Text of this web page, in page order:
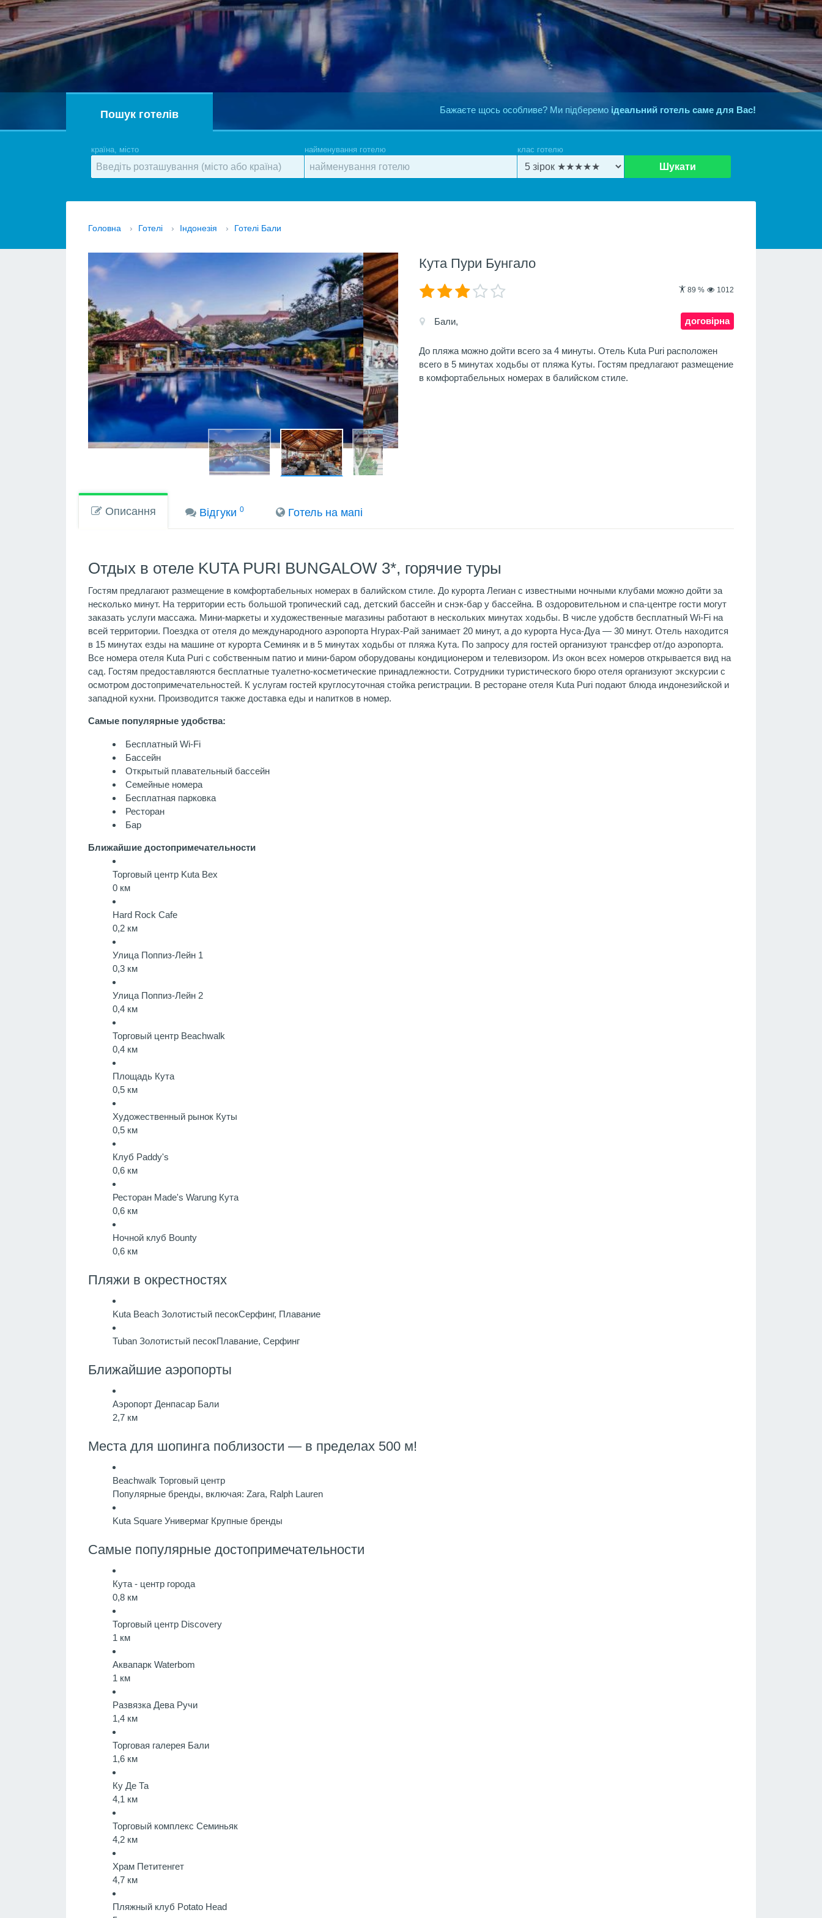
Бажаєте щось особливе? Ми підберемо ідеальний готель саме для Вас!
Пошук готелів
країна, місто найменування готелю клас готелю
Шукати
Головна › Готелі › Індонезія › Готелі Бали
Кута Пури Бунгало
89 % 1012
договірна
Бали,
До пляжа можно дойти всего за 4 минуты. Отель Kuta Puri расположен
всего в 5 минутах ходьбы от пляжа Куты. Гостям предлагают размещение
в комфортабельных номерах в балийском стиле.
Описання Вiдгуки0 Готель на мапi
Отдых в отеле KUTA PURI BUNGALOW 3*, горячие туры
Гостям предлагают размещение в комфортабельных номерах в балийском стиле. До курорта Легиан с известными ночными клубами можно дойти за
несколько минут. На территории есть большой тропический сад, детский бассейн и снэк-бар у бассейна. В оздоровительном и спа-центре гости могут
заказать услуги массажа. Мини-маркеты и художественные магазины работают в нескольких минутах ходьбы. В числе удобств бесплатный Wi-Fi на
всей территории. Поездка от отеля до международного аэропорта Нгурах-Рай занимает 20 минут, а до курорта Нуса-Дуа — 30 минут. Отель находится
в 15 минутах езды на машине от курорта Семиняк и в 5 минутах ходьбы от пляжа Кута. По запросу для гостей организуют трансфер от/до аэропорта.
Все номера отеля Kuta Puri с собственным патио и мини-баром оборудованы кондиционером и телевизором. Из окон всех номеров открывается вид на
сад. Гостям предоставляются бесплатные туалетно-косметические принадлежности. Сотрудники туристического бюро отеля организуют экскурсии с
осмотром достопримечательностей. К услугам гостей круглосуточная стойка регистрации. В ресторане отеля Kuta Puri подают блюда индонезийской и
западной кухни. Производится также доставка еды и напитков в номер.
Самые популярные удобства:
Бесплатный Wi-Fi
Бассейн
Открытый плавательный бассейн
Семейные номера
Бесплатная парковка
Ресторан
Бар
Ближайшие достопримечательности
Торговый центр Kuta Bex
0 км
Hard Rock Cafe
0,2 км
Улица Поппиз-Лейн 1
0,3 км
Улица Поппиз-Лейн 2
0,4 км
Торговый центр Beachwalk
0,4 км
Площадь Кута
0,5 км
Художественный рынок Куты
0,5 км
Клуб Paddy's
0,6 км
Ресторан Made's Warung Кута
0,6 км
Ночной клуб Bounty
0,6 км
Пляжи в окрестностях
Kuta Beach Золотистый песокСерфинг, Плавание
Tuban Золотистый песокПлавание, Серфинг
Ближайшие аэропорты
Аэропорт Денпасар Бали
2,7 км
Места для шопинга поблизости — в пределах 500 м!
Beachwalk Торговый центр
Популярные бренды, включая: Zara, Ralph Lauren
Kuta Square Универмаг Крупные бренды
Самые популярные достопримечательности
Кута - центр города
0,8 км
Торговый центр Discovery
1 км
Аквапарк Waterbom
1 км
Развязка Дева Ручи
1,4 км
Торговая галерея Бали
1,6 км
Ку Де Та
4,1 км
Торговый комплекс Семиньяк
4,2 км
Храм Петитенгет
4,7 км
Пляжный клуб Potato Head